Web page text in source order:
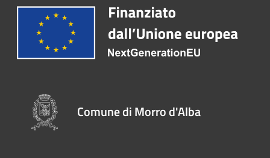
Comune di Morro d'Alba